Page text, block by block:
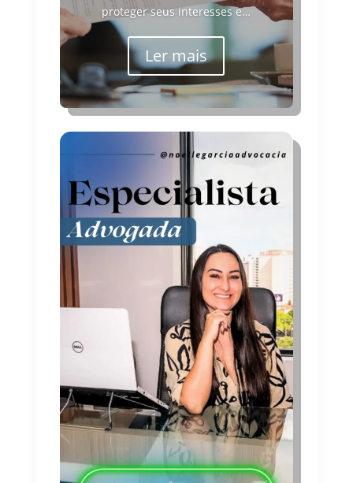
proteger seus interesses e…
Ler mais